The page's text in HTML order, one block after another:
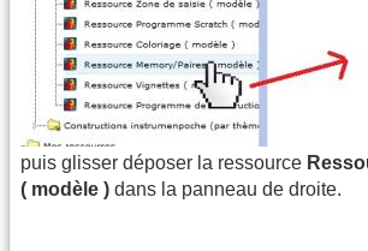
puis glisser déposer la ressource
( modèle ) dans la panneau de droite.